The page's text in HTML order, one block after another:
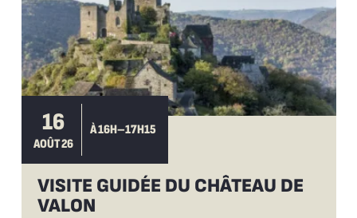
16
AOÛT 26
À 16H–17H15
VISITE GUIDÉE DU CHÂTEAU DE
VALON